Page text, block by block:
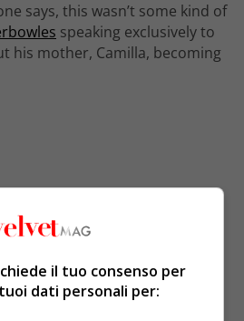
says, this wasn’t some kind of
speaking exclusively to
his mother, Camilla, becoming
il tuo consenso per
dati personali per: